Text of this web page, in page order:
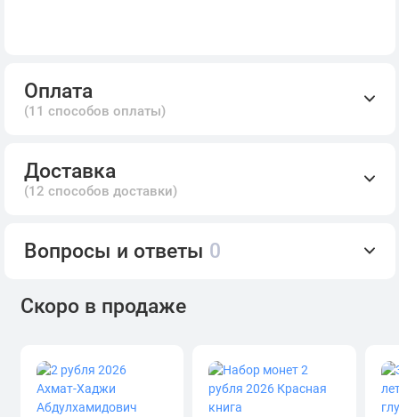
Оплата
(11 способов оплаты)
Доставка
(12 способов доставки)
Вопросы и ответы 0
Скоро в продаже